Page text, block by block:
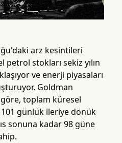
arz kesintileri
stokları sekiz yılın
ve enerji piyasaları
Goldman
toplam küresel
günlük ileriye dönük
sonuna kadar 98 güne